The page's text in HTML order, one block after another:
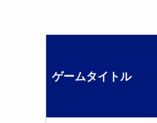
ゲームタイトル